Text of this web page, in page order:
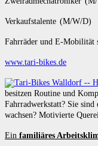
Verkaufstalente (M/W/D)
Fahrräder und E-Mobilität
www.tari-bikes.de
besitzen Routine und
Fahrradwerkstatt? Sie
wachsen? Motivierte
Ein familiäres